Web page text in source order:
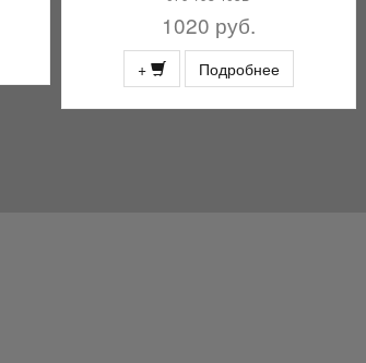
1020 руб.
+ Подробнее